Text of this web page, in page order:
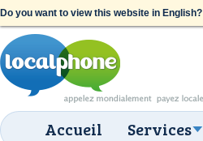
Do you want to view this website in English?
Accueil Services